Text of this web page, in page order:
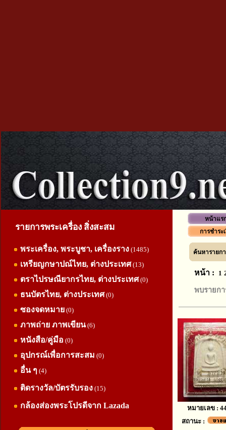
รายการพระเครื่อง สิ่งสะสม
พระเครื่อง, พระบูชา, เครื่องราง (1485)
เหรียญกษาปณ์ไทย, ต่างประเทศ(13)
ตราไปรษณียากรไทย, ต่างประเทศ(0)
ธนบัตรไทย, ต่างประเทศ(0)
ซองจดหมาย (0)
ภาพถ่าย ภาพเขียน(6)
หนังสือ/คู่มือ (0)
อุปกรณ์เพื่อการสะสม (0)
อื่น ๆ (4)
ติดรางวัล/บัตรรับรอง (15)
กล้องส่องพระโปรดีจาก Lazada
หน้าแร
การชำระ
ค้นหารายก
หน้า : 1
พบรายก
หมายเลข :
สถานะ :